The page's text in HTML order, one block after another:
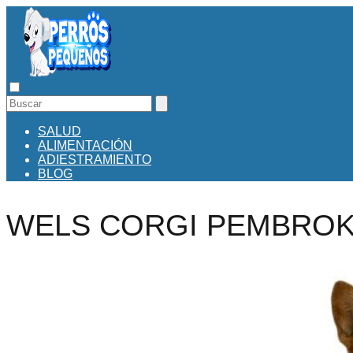
SALUD
ALIMENTACIÓN
ADIESTRAMIENTO
BLOG
WELS CORGI